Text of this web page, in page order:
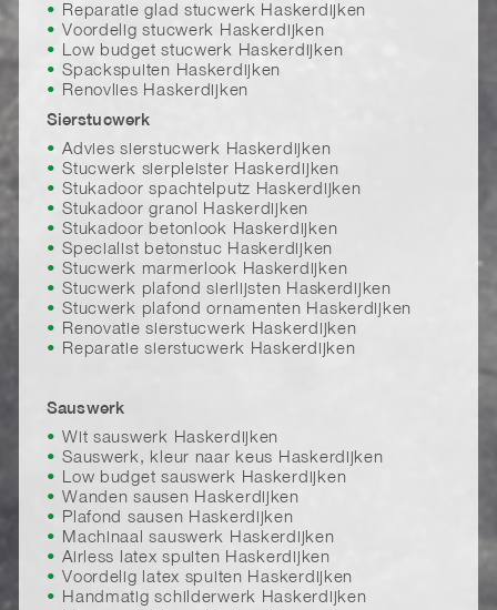
Reparatie glad stucwerk Haskerdijken
Voordelig stucwerk Haskerdijken
Low budget stucwerk Haskerdijken
Spackspuiten Haskerdijken
Renovlies Haskerdijken
Sierstucwerk
Advies sierstucwerk Haskerdijken
Stucwerk sierpleister Haskerdijken
Stukadoor spachtelputz Haskerdijken
Stukadoor granol Haskerdijken
Stukadoor betonlook Haskerdijken
Specialist betonstuc Haskerdijken
Stucwerk marmerlook Haskerdijken
Stucwerk plafond sierlijsten Haskerdijken
Stucwerk plafond ornamenten Haskerdijken
Renovatie sierstucwerk Haskerdijken
Reparatie sierstucwerk Haskerdijken
Sauswerk
Wit sauswerk Haskerdijken
Sauswerk, kleur naar keus Haskerdijken
Low budget sauswerk Haskerdijken
Wanden sausen Haskerdijken
Plafond sausen Haskerdijken
Machinaal sauswerk Haskerdijken
Airless latex spuiten Haskerdijken
Voordelig latex spuiten Haskerdijken
Handmatig schilderwerk Haskerdijken